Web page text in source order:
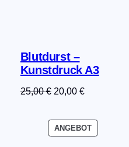
Blutdurst –
Kunstdruck A3
25,00€ Ursprünglicher
war:
25,00 €
20,00 €Aktueller
ist:
20,00 €.
ANGEBOTPRODUKT
IM